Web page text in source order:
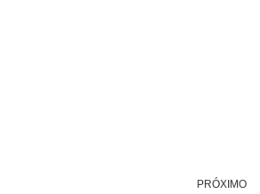
PRÓXIMO